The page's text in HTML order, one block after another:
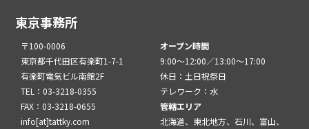
東京事務所
〒100-0006
東京都千代田区有楽町1-7-1
有楽町電気ビル南館2F
TEL：03-3218-0355
FAX：03-3218-0655
info[at]tattky.com
オープン時間
9:00～12:00／13:00～17:00
休日：土日祝祭日
テレワーク：水
管轄エリア
北海道、東北地方、石川、富山、